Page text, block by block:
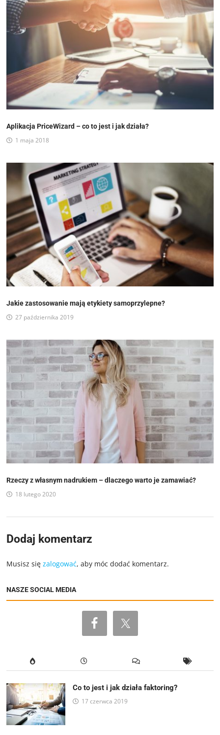
Aplikacja PriceWizard – co to jest i jak działa?
1 maja 2018
Jakie zastosowanie mają etykiety samoprzylepne?
27 października 2019
Rzeczy z własnym nadrukiem – dlaczego warto je zamawiać?
18 lutego 2020
Dodaj komentarz
Musisz sięzalogować, aby móc dodać komentarz.
NASZE SOCIAL MEDIA
Co to jest i jak działa faktoring?
17 czerwca 2019